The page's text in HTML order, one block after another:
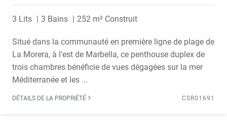
3 Lits 3 Bains 252 m² Construit
Situé dans la communauté en première ligne de plage de
La Morera, à l'est de Marbella, ce penthouse duplex de
trois chambres bénéficie de vues dégagées sur la mer
Méditerranée et les ...
DÉTAILS DE LA PROPRIÉTÉ CSR01691